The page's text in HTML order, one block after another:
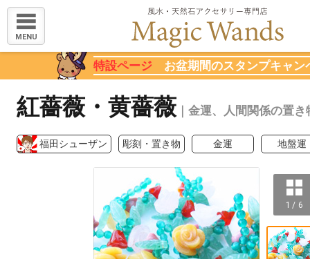
MENU
特設ページ お盆期間のスタンプキャン
紅薔薇・黄薔薇 ｜金運、人間関係の置き
福田シューザン 彫刻・置き物 金運 地盤運
1 / 6